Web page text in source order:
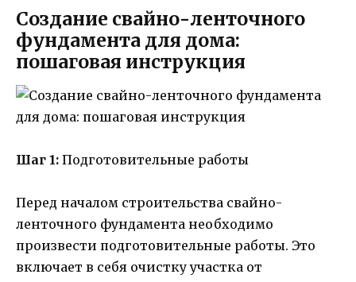
Создание свайно-ленточного
фундамента для дома:
пошаговая инструкция
Шаг 1: Подготовительные работы
Перед началом строительства свайно-
ленточного фундамента необходимо
произвести подготовительные работы. Это
включает в себя очистку участка от